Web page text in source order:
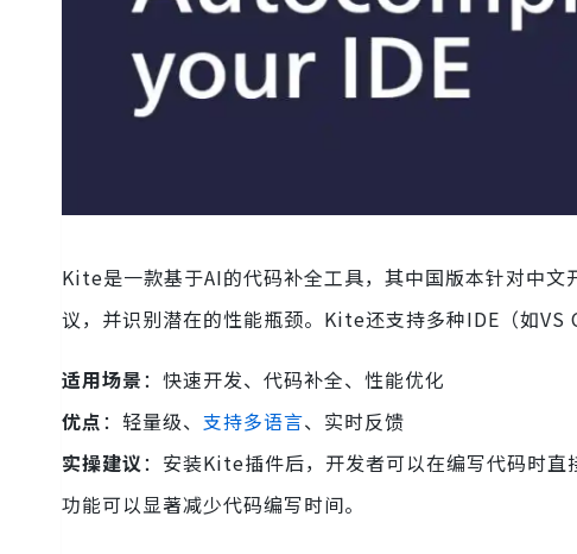
Kite是一款基于AI的代码补全工具，其中国版本针对中
议，并识别潜在的性能瓶颈。Kite还支持多种IDE（如VS
适用场景：快速开发、代码补全、性能优化
优点：轻量级、 支持多语言、实时反馈
实操建议：安装Kite插件后，开发者可以在编写代码时
功能可以显著减少代码编写时间。